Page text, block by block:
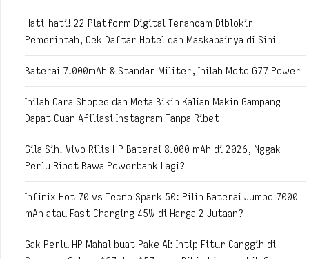
Hati-hati! 22 Platform Digital Terancam Diblokir
Pemerintah, Cek Daftar Hotel dan Maskapainya di Sini
Baterai 7.000mAh & Standar Militer, Inilah Moto G77 Power
Inilah Cara Shopee dan Meta Bikin Kalian Makin Gampang
Dapat Cuan Afiliasi Instagram Tanpa Ribet
Gila Sih! Vivo Rilis HP Baterai 8.000 mAh di 2026, Nggak
Perlu Ribet Bawa Powerbank Lagi?
Infinix Hot 70 vs Tecno Spark 50: Pilih Baterai Jumbo 7000
mAh atau Fast Charging 45W di Harga 2 Jutaan?
Gak Perlu HP Mahal buat Pake AI: Intip Fitur Canggih di